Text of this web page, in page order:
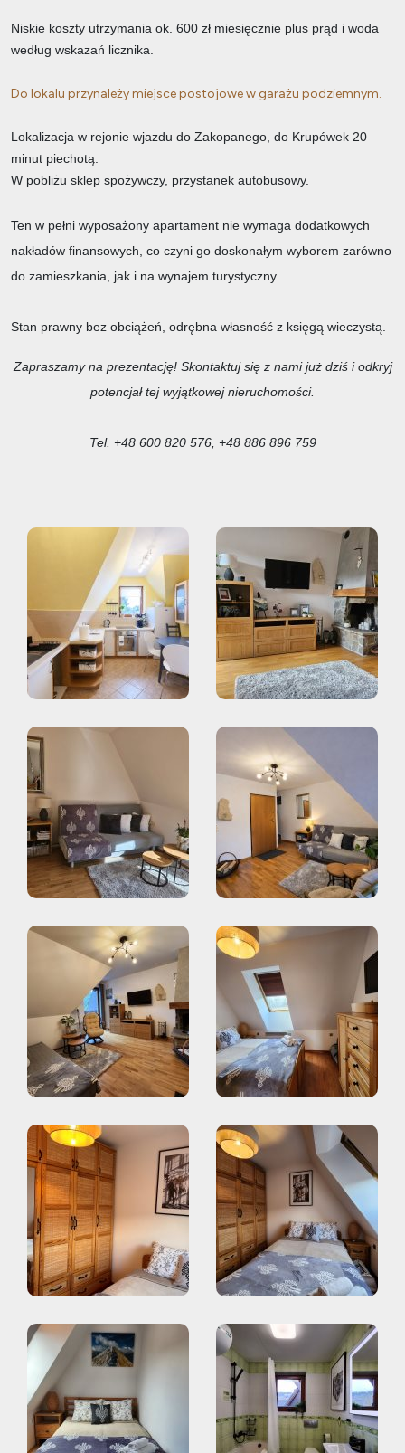
Niskie koszty utrzymania ok. 600 zł miesięcznie plus prąd i woda
według wskazań licznika.
Do lokalu przynależy miejsce postojowe w garażu podziemnym.
Lokalizacja w rejonie wjazdu do Zakopanego, do Krupówek 20
minut piechotą.
W pobliżu sklep spożywczy, przystanek autobusowy.
Ten w pełni wyposażony apartament nie wymaga dodatkowych
nakładów finansowych, co czyni go doskonałym wyborem zarówno
do zamieszkania, jak i na wynajem turystyczny.
Stan prawny bez obciążeń, odrębna własność z księgą wieczystą.
Zapraszamy na prezentację! Skontaktuj się z nami już dziś i odkryj
potencjał tej wyjątkowej nieruchomości.
Tel. +48 600 820 576, +48 886 896 759